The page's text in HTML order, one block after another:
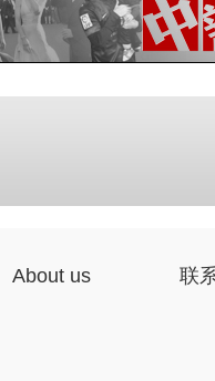
About us 联